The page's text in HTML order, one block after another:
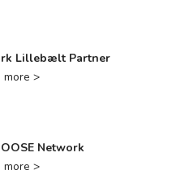
Lillebælt Partner
more >
Network
more >